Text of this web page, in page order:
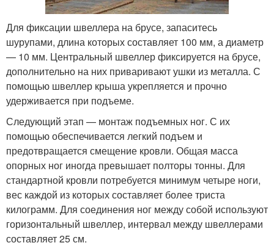
Для фиксации швеллера на брусе, запаситесь
шурупами, длина которых составляет 100 мм, а диаметр
— 10 мм. Центральный швеллер фиксируется на брусе,
дополнительно на них приваривают ушки из металла. С
помощью швеллер крыша укрепляется и прочно
удерживается при подъеме.
Следующий этап — монтаж подъемных ног. С их
помощью обеспечивается легкий подъем и
предотвращается смещение кровли. Общая масса
опорных ног иногда превышает полторы тонны. Для
стандартной кровли потребуется минимум четыре ноги,
вес каждой из которых составляет более триста
килограмм. Для соединения ног между собой используют
горизонтальный швеллер, интервал между швеллерами
составляет 25 см.